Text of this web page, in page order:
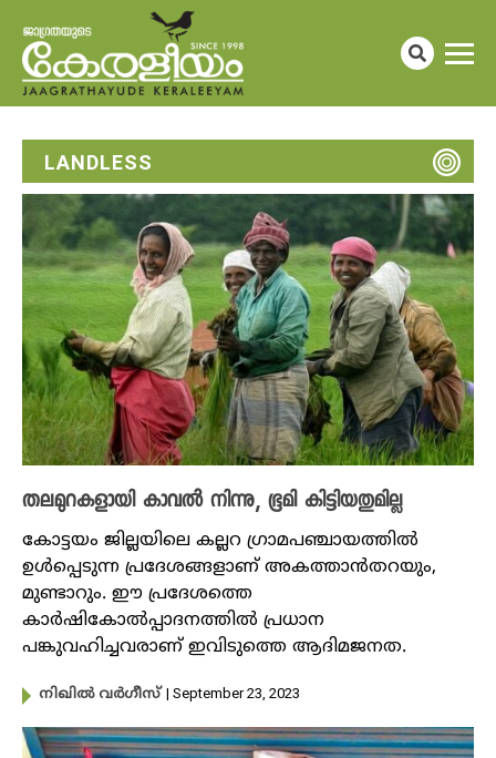
LANDLESS
തലമുറകളായി കാവൽ നിന്നു, ഭൂമി കിട്ടിയതുമില്ല
കോട്ടയം ജില്ലയിലെ കല്ലറ ഗ്രാമപഞ്ചായത്തിൽ
ഉൾപ്പെടുന്ന പ്രദേശങ്ങളാണ് അകത്താൻതറയും,
മുണ്ടാറും. ഈ പ്രദേശത്തെ
കാർഷികോൽപ്പാദനത്തിൽ പ്രധാന
പങ്കുവഹിച്ചവരാണ് ഇവിടുത്തെ ആദിമജനത.
നിഖില്‍ വര്‍ഗീസ്‌ | September 23, 2023